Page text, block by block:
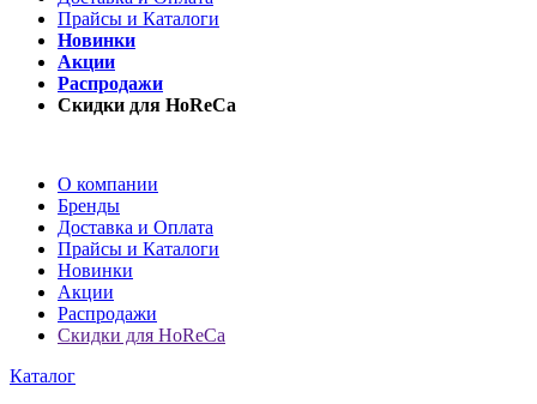
Прайсы и Каталоги
Новинки
Акции
Распродажи
Скидки для HoReCa
О компании
Бренды
Доставка и Оплата
Прайсы и Каталоги
Новинки
Акции
Распродажи
Скидки для HoReCa
Каталог